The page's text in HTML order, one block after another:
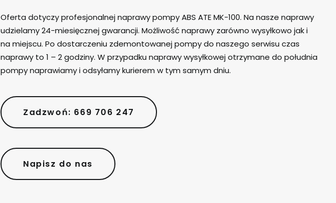
Oferta dotyczy profesjonalnej naprawy pompy ABS ATE MK-100. Na nasze naprawy
udzielamy 24-miesięcznej gwarancji. Możliwość naprawy zarówno wysyłkowo jak i
na miejscu. Po dostarczeniu zdemontowanej pompy do naszego serwisu czas
naprawy to 1 – 2 godziny. W przypadku naprawy wysyłkowej otrzymane do południa
pompy naprawiamy i odsyłamy kurierem w tym samym dniu.
Zadzwoń: 669 706 247
Napisz do nas